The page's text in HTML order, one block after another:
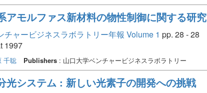
アモルファス新材料の物性制御に関する研究
チャービジネスラボラトリー年報 Volume 1 pp. 28 - 28
1997
千聡 Publishers : 山口大学ベンチャービジネスラボラトリー
光システム : 新しい光素子の開発への挑戦